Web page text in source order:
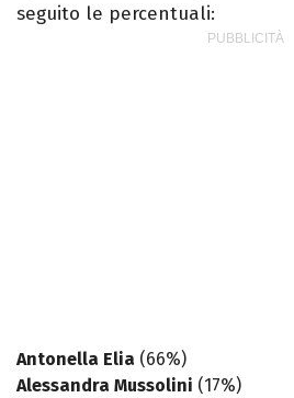
seguito le percentuali:
Antonella Elia (66%)
Alessandra Mussolini (17%)